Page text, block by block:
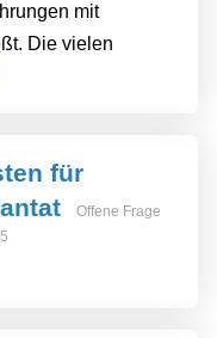
mit
Die vielen
für
Offene Frage